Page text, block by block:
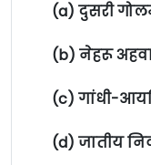
(a) दुसरी
(b) नेहरू
(c) गांधी-
(d) जातीय